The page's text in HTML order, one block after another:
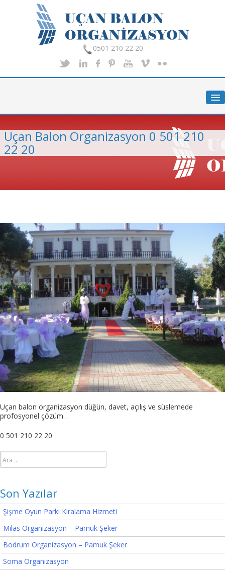
0501 210 22 20
Hakkımızda
Hizmetlerimiz
Organizasyon
Uçan Balon Organizasyon 0 501 210
22 20
Uçan balon organizasyon düğün, davet, açılış ve süslemede
profosyonel çözüm…
0 501 210 22 20
Arama:
Son Yazılar
Şişme Oyun Parkı Kiralama Hizmeti
Milas Organizasyon – Pamuk Şeker
Bodrum Organizasyon – Pamuk Şeker
Soma Organizasyon